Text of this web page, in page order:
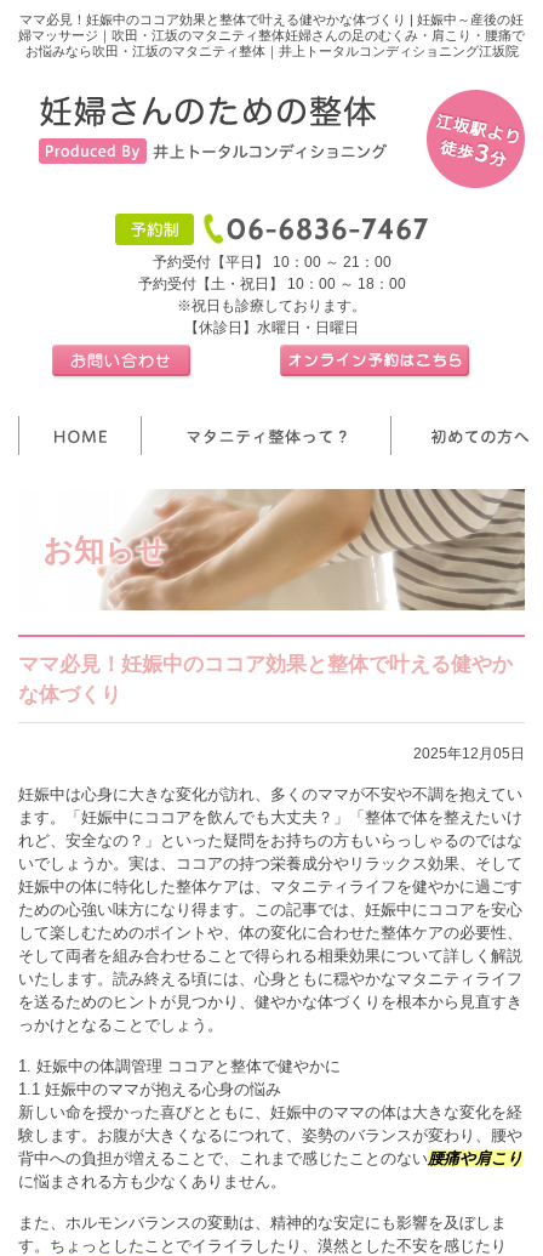
ママ必見！妊娠中のココア効果と整体で叶える健やかな体づくり | 妊娠中～産後の妊
婦マッサージ｜吹田・江坂のマタニティ整体妊婦さんの足のむくみ・肩こり・腰痛で
お悩みなら吹田・江坂のマタニティ整体｜井上トータルコンディショニング江坂院
予約受付【平日】 10：00 ～ 21：00
予約受付【土・祝日】 10：00 ～ 18：00
※祝日も診療しております。
【休診日】水曜日・日曜日
お知らせ
ママ必見！妊娠中のココア効果と整体で叶える健やか
な体づくり
2025年12月05日
妊娠中は心身に大きな変化が訪れ、多くのママが不安や不調を抱えてい
ます。「妊娠中にココアを飲んでも大丈夫？」「整体で体を整えたいけ
れど、安全なの？」といった疑問をお持ちの方もいらっしゃるのではな
いでしょうか。実は、ココアの持つ栄養成分やリラックス効果、そして
妊娠中の体に特化した整体ケアは、マタニティライフを健やかに過ごす
ための心強い味方になり得ます。この記事では、妊娠中にココアを安心
して楽しむためのポイントや、体の変化に合わせた整体ケアの必要性、
そして両者を組み合わせることで得られる相乗効果について詳しく解説
いたします。読み終える頃には、心身ともに穏やかなマタニティライフ
を送るためのヒントが見つかり、健やかな体づくりを根本から見直すき
っかけとなることでしょう。
1. 妊娠中の体調管理 ココアと整体で健やかに
1.1 妊娠中のママが抱える心身の悩み
新しい命を授かった喜びとともに、妊娠中のママの体は大きな変化を経
験します。お腹が大きくなるにつれて、姿勢のバランスが変わり、腰や
背中への負担が増えることで、これまで感じたことのない腰痛や肩こり
に悩まされる方も少なくありません。
また、ホルモンバランスの変動は、精神的な安定にも影響を及ぼしま
す。ちょっとしたことでイライラしたり、漠然とした不安を感じたり